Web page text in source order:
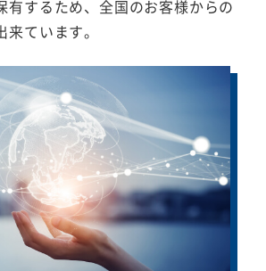
有するため、全国のお客様からの
ています。